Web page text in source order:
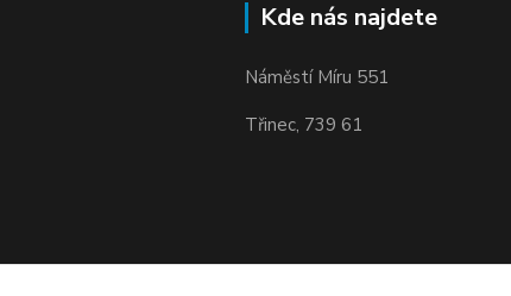
Kde nás najdete
Náměstí Míru 551
Třinec, 739 61